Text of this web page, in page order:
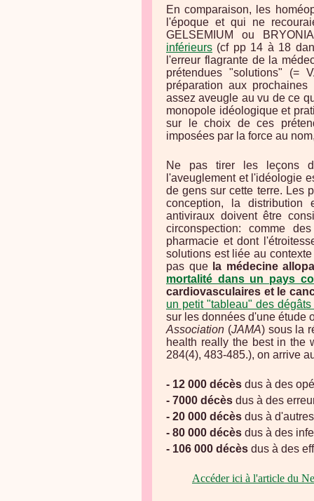
En comparaison, les
l'époque et qui ne
GELSEMIUM ou
inférieurs (cf pp 14 à 18
l'erreur flagrante de la
prétendues "solutions" (=
préparation aux
assez aveugle au vu de ce
monopole idéologique et
sur le choix de ces
imposées par la force au
Ne pas tirer les leçons
l'aveuglement et l'idéologie
de gens sur cette terre. Les
conception, la
antiviraux doivent être
circonspection: comme
pharmacie et dont
solutions est liée au
pas que la médecine
mortalité dans un pays
cardiovasculaires et le
un petit "tableau" des
sur les données d'une étude
Association (JAMA) sous la
health really the best in the
284(4), 483-485.), on arrive
- 12 000 décès dus à des
- 7000 décès dus à des
- 20 000 décès dus à
- 80 000 décès dus à des
- 106 000 décès dus à des
Accéder ici à l'article du